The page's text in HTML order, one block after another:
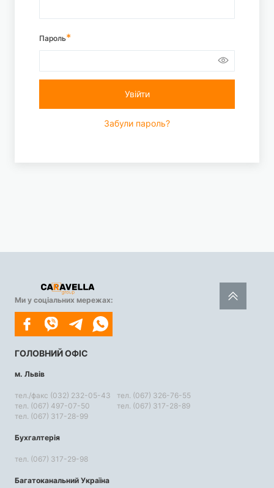
Пароль
Увійти
Забули пароль?
Ми у соціальних мережах:
ГОЛОВНИЙ ОФІС
м. Львів
тел./факс (032) 232-05-43
тел. (067) 497-07-50
тел. (067) 317-28-99
тел. (067) 326-76-55
тел. (067) 317-28-89
Бухгалтерія
тел. (067) 317-29-98
Багатоканальний Україна